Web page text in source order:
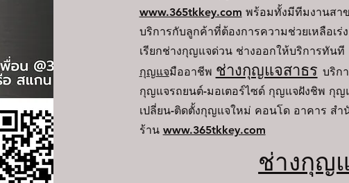
www.365tkkey.com พร้อมทั้งมีทีมงานสา
บริการกับลูกค้าที่ต้องการความช่วยเหลือเร่
เรียกช่างกุญแจด่วน ช่างออกให้บริการทัน
กุญแจมืออาชีพ ช่างกุญแจสาธร บริก
กุญแจรถยนต์-มอเตอร์ไซด์ กุญแจฝังชิพ กุญ
เปลี่ยน-ติดตั้งกุญแจใหม่ คอนโด อาคาร สำ
ร้าน www.365tkkey.com
ช่างกุญ